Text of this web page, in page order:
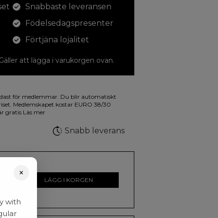
Snabbaste leveransen
Födelsedagspresenter
Förtjäna lojalitet
att lägga i varukorgen ovan.
teckningar med. På illustrationen på
färger.
för medlemmar. Du blir automatiskt
Medlemskapet kostar EURO 38/30
gratis Läs mer
Snabb leverans
LÄGG I KORGEN
×
with